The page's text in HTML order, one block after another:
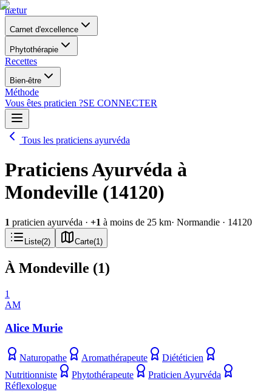
nætur
Carnet d'excellence
Phytothérapie
Recettes
Bien-être
Méthode
Vous êtes praticien ?SE CONNECTER
Tous les praticiens ayurvéda
Praticiens Ayurvéda à
Mondeville (14120)
1 praticien ayurvéda · +1 à moins de 25 km· Normandie · 14120
Liste(2) Carte(1 )
À Mondeville (1)
1
AM
Alice Murie
Naturopathe Aromathérapeute
Diététicien
Nutritionniste
Phytothérapeute
Praticien Ayurvéda
Réflexologue